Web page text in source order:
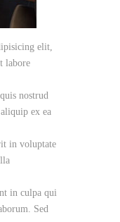
elit,
labore
nostrud
ex ea
in voluptate
in culpa qui
Sed